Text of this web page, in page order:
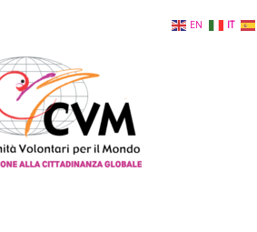
EN IT